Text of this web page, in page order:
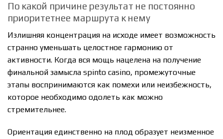
По какой причине результат не постоянно
приоритетнее маршрута к нему
Излишняя концентрация на исходе имеет возможность
странно уменьшать целостное гармонию от
активности. Когда вся мощь нацелена на получение
финальной замысла spinto casino, промежуточные
этапы воспринимаются как помехи или неизбежность,
которое необходимо одолеть как можно
стремительнее.
Ориентация единственно на плод образует неизменное